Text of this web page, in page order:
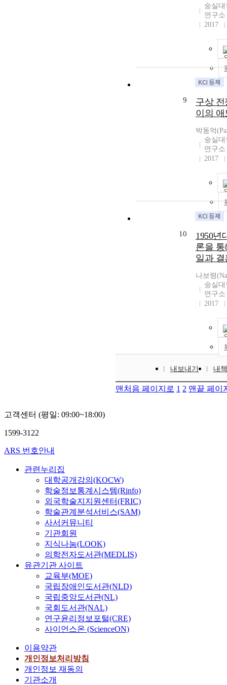
숭실
연구소
2017
9
구상 전
이의 애
박동억
숭실
연구소
2017
10
1950년
론을
일과 결
나보령
숭실
연구소
2017
내보내기 내
맨처음 페이지로 1 2 맨끝 페이
고객센터 (평일: 09:00~18:00)
1599-3122
ARS 번호안내
관련누리집
대학공개강의(KOCW)
학술정보통계시스템(Rinfo)
외국학술지지원센터(FRIC)
학술관계분석서비스(SAM)
사서커뮤니티
기관회원
지식나눔(LOOK)
의학전자도서관(MEDLIS)
유관기관 사이트
교육부(MOE)
국립장애인도서관(NLD)
국립중앙도서관(NL)
국회도서관(NAL)
연구윤리정보포털(CRE)
사이언스온 (ScienceON)
이용약관
개인정보처리방침
개인정보 재동의
기관소개